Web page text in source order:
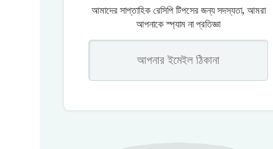
আমাদের সাপ্তাহিক রেসিপি টিপসের জন্য সদস্যতা, আমরা
আপনাকে স্প্যাম না প্রতিজ্ঞা